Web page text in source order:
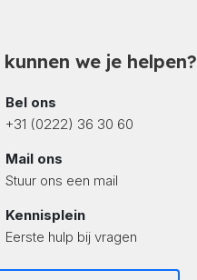
kunnen we je helpen?
Bel ons
+31 (0222) 36 30 60
Mail ons
Stuur ons een mail
Kennisplein
Eerste hulp bij vragen